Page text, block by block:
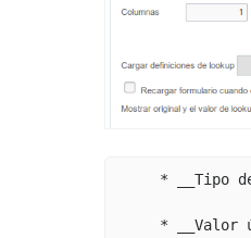
* __Tipo